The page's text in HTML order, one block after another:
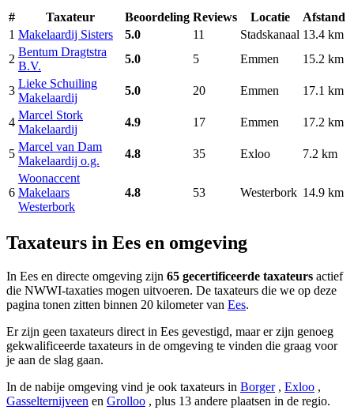
# Taxateur Beoordeling Reviews Locatie
Afstand
1 Makelaardij Sisters 5.0 11 Stadskanaal 13.4 km
2
Bentum Dragtstra
B.V.
5.0 5 Emmen 15.2 km
3
Lieke Schuiling
Makelaardij
5.0 20 Emmen 17.1 km
4
Marcel Stork
Makelaardij
4.9 17 Emmen 17.2 km
5
Marcel van Dam
Makelaardij o.g.
4.8 35 Exloo 7.2 km
6
Woonaccent
Makelaars
Westerbork
4.8 53 Westerbork 14.9 km
Taxateurs in Ees en omgeving
In Ees en directe omgeving zijn 65 gecertificeerde taxateurs actief
die NWWI-taxaties mogen uitvoeren. De taxateurs die we op deze
pagina tonen zitten binnen 20 kilometer van Ees.
Er zijn geen taxateurs direct in Ees gevestigd, maar er zijn genoeg
gekwalificeerde taxateurs in de omgeving te vinden die graag voor
je aan de slag gaan.
In de nabije omgeving vind je ook taxateurs in Borger, Exloo ,
Gasselternijveen en Grolloo , plus 13 andere plaatsen in de regio.